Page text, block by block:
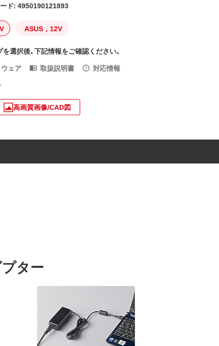
ド: 4950190121893
ASUS，12V
選択後、下記情報をご確認ください。
ェア
取扱説明書
対応情報
高画質画像/CAD図
ター